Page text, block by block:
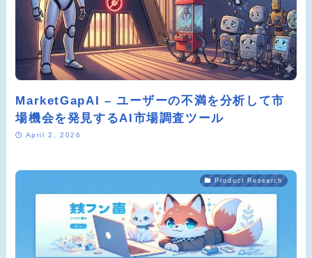
MarketGapAI – ユーザーの不満を分析して市
場機会を発見するAI市場調査ツール
April 2, 2026
Product Research